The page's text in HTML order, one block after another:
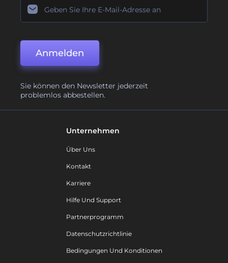
Anmelden
Sie können den Newsletter jederzeit
problemlos abbestellen.
Unternehmen
Über Uns
Kontakt
Karriere
Hilfe Und Support
Partnerprogramm
Datenschutzrichtlinie
Bedingungen Und Konditionen